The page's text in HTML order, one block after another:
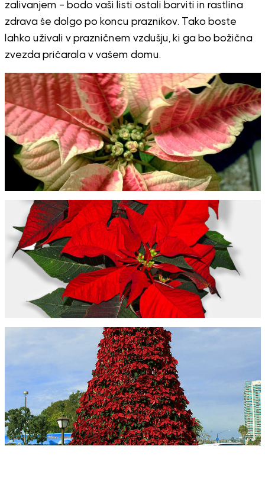
zalivanjem – bodo vaši listi ostali barviti in rastlina
zdrava še dolgo po koncu praznikov. Tako boste
lahko uživali v prazničnem vzdušju, ki ga bo božična
zvezda pričarala v vašem domu.